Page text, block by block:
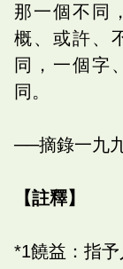
那一個不同
概、或許、
同，一個字
同。
──摘錄一九
【註釋】
*1饒益：指予